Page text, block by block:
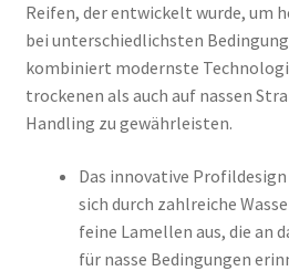
Reifen, der entwickelt wurde, um
bei unterschiedlichsten
kombiniert modernste
trockenen als auch auf nassen
Handling zu gewährleisten.
Das innovative
sich durch zahlreiche
feine Lamellen aus, die an
für nasse Bedingungen